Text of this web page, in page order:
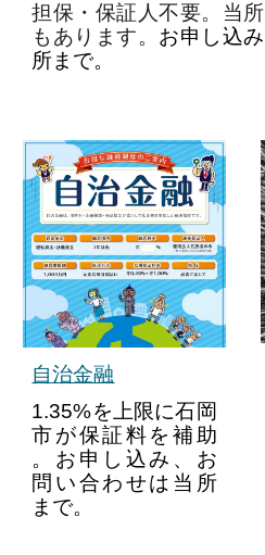
担保・保証人不要。 当
もあります。 お申し込
所まで。
自治金融
1.35%を上限に石岡
市が保証料を 補助
。お申し込み、お
問い合わせは当所
まで。